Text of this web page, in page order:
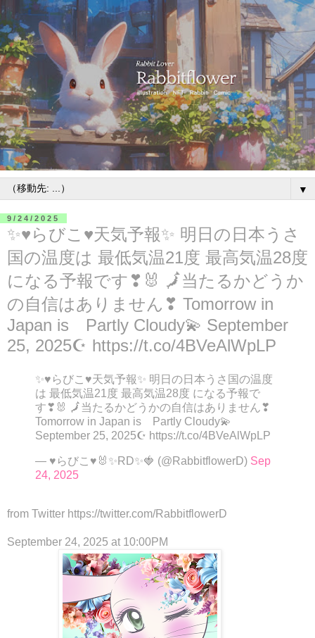
▼
9/24/2025
✨♥らびこ♥天気予報✨ 明日の日本うさ
国の温度は 最低気温21度 最高気温28度
になる予報です❣🐰 🗾当たるかどうか
の自信はありません❣ Tomorrow in
Japan is Partly Cloudy💫 September
25, 2025☪ https://t.co/4BVeAlWpLP
✨♥らびこ♥天気予報✨ 明日の日本うさ国の温度
は 最低気温21度 最高気温28度 になる予報で
す❣🐰 🗾当たるかどうかの自信はありません❣
Tomorrow in Japan is Partly Cloudy💫
September 25, 2025☪ https://t.co/4BVeAlWpLP
— ♥らびこ♥🐰✨RD✨🍓 (@RabbitflowerD) Sep
24, 2025
from Twitter https://twitter.com/RabbitflowerD
September 24, 2025 at 10:00PM